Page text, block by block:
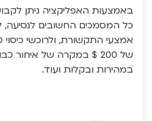
באמצעות האפליקציה ניתן
אמצעי התקשורת, ולרוכשי
במהירות ובקלות ועוד.